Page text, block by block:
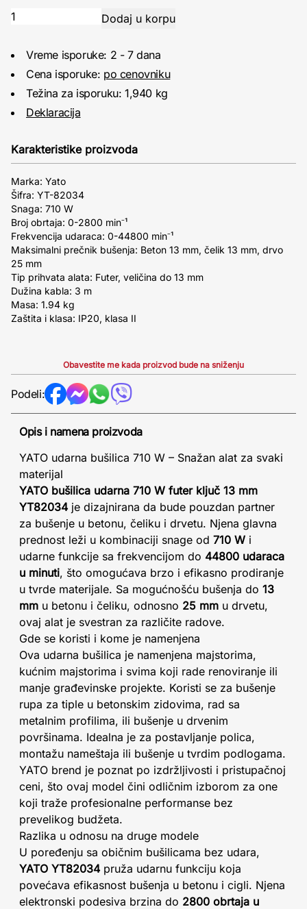
Vreme isporuke: 2 - 7 dana
Cena isporuke: po cenovniku
Težina za isporuku: 1,940 kg
Deklaracija
Karakteristike proizvoda
Marka: Yato
Šifra: YT-82034
Snaga: 710 W
Broj obrtaja: 0-2800 min⁻¹
Frekvencija udaraca: 0-44800 min⁻¹
Maksimalni prečnik bušenja: Beton 13 mm, čelik 13 mm, drvo
25 mm
Tip prihvata alata: Futer, veličina do 13 mm
Dužina kabla: 3 m
Masa: 1.94 kg
Zaštita i klasa: IP20, klasa II
Obavestite me kada proizvod bude na sniženju
Podeli:
Opis i namena proizvoda
YATO udarna bušilica 710 W – Snažan alat za svaki
materijal
YATO bušilica udarna 710 W futer ključ 13 mm
YT82034 je dizajnirana da bude pouzdan partner
za bušenje u betonu, čeliku i drvetu. Njena glavna
prednost leži u kombinaciji snage od 710 W i
udarne funkcije sa frekvencijom do 44800 udaraca
u minuti, što omogućava brzo i efikasno prodiranje
u tvrde materijale. Sa mogućnošću bušenja do 13
mm u betonu i čeliku, odnosno 25 mm u drvetu,
ovaj alat je svestran za različite radove.
Gde se koristi i kome je namenjena
Ova udarna bušilica je namenjena majstorima,
kućnim majstorima i svima koji rade renoviranje ili
manje građevinske projekte. Koristi se za bušenje
rupa za tiple u betonskim zidovima, rad sa
metalnim profilima, ili bušenje u drvenim
površinama. Idealna je za postavljanje polica,
montažu nameštaja ili bušenje u tvrdim podlogama.
YATO brend je poznat po izdržljivosti i pristupačnoj
ceni, što ovaj model čini odličnim izborom za one
koji traže profesionalne performanse bez
prevelikog budžeta.
Razlika u odnosu na druge modele
U poređenju sa običnim bušilicama bez udara,
YATO YT82034 pruža udarnu funkciju koja
povećava efikasnost bušenja u betonu i cigli. Njena
elektronski podesiva brzina do 2800 obrtaja u